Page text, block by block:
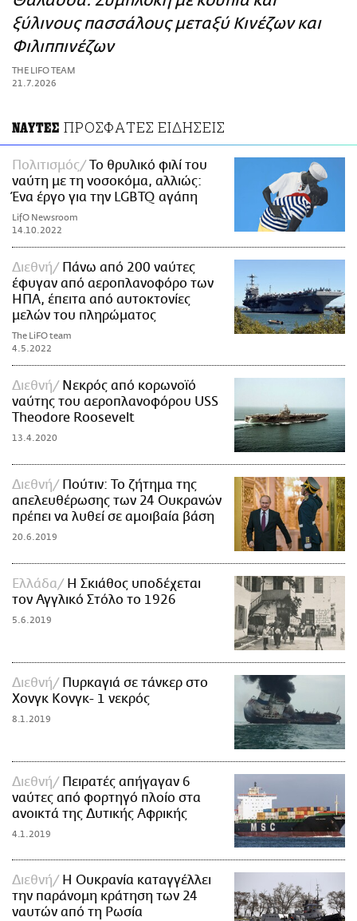
ΑΜΠΑ
PRINT
ξύλινους πασσάλους μεταξύ Κινέζων και
Φιλιππινέζων
THE LIFO TEAM
21.7.2026
ΝΑΥΤΕΣ ΠΡΟΣΦΑΤΕΣ ΕΙΔΗΣΕΙΣ
Πολιτισμός
Το θρυλικό φιλί του
ναύτη με τη νοσοκόμα, αλλιώς:
Ένα έργο για την LGBTQ αγάπη
LifO Newsroom
14.10.2022
Διεθνή
Πάνω από 200 ναύτες
έφυγαν από αεροπλανοφόρο των
ΗΠΑ, έπειτα από αυτοκτονίες
μελών του πληρώματος
The LiFO team
4.5.2022
Διεθνή
Νεκρός από κορωνοϊό
ναύτης του αεροπλανοφόρου USS
Theodore Roosevelt
13.4.2020
Διεθνή
Πούτιν: Το ζήτημα της
απελευθέρωσης των 24 Ουκρανών
πρέπει να λυθεί σε αμοιβαία βάση
20.6.2019
Ελλάδα
Η Σκιάθος υποδέχεται
τον Αγγλικό Στόλο το 1926
5.6.2019
Διεθνή
Πυρκαγιά σε τάνκερ στο
Χονγκ Κονγκ- 1 νεκρός
8.1.2019
Διεθνή
Πειρατές απήγαγαν 6
ναύτες από φορτηγό πλοίο στα
ανοικτά της Δυτικής Αφρικής
4.1.2019
Διεθνή
Η Ουκρανία καταγγέλλει
την παράνομη κράτηση των 24
ναυτών από τη Ρωσία